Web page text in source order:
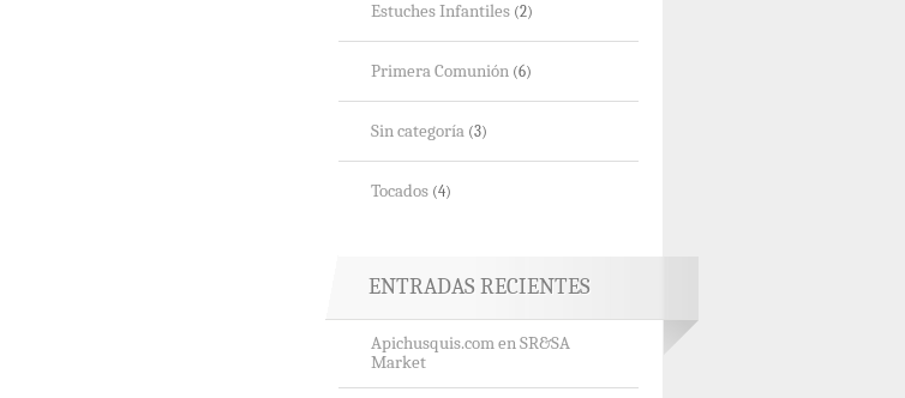
Estuches Infantiles (2)
Primera Comunión (6)
Sin categoría (3)
Tocados (4)
ENTRADAS RECIENTES
Apichusquis.com en SR&SA
Market